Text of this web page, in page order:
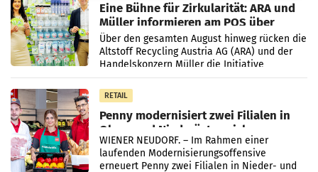
Eine Bühne für Zirkularität: ARA und
Müller informieren am POS über
Kreislauffähigkeit
Über den gesamten August hinweg rücken die
Altstoff Recycling Austria AG (ARA) und der
Handelskonzern Müller die Initiative
„Kreislauf-Helden“ in allen österreichischen
Müller-Filialen
RETAIL
Penny modernisiert zwei Filialen in
Ober- und Niederösterreich
WIENER NEUDORF. – Im Rahmen einer
laufenden Modernisierungsoffensive
erneuert Penny zwei Filialen in Nieder- und